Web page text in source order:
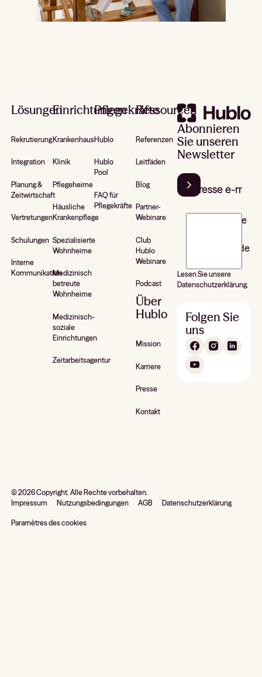
Lösungen
Rekrutierung
Integration
Planung &
Zeitwirtschaft
Vertretungen
Schulungen
Interne
Kommunikation
Einrichtungen
Krankenhaus
Klinik
Pflegeheime
Häusliche
Krankenpflege
Spezialisierte
Wohnheime
Medizinisch
betreute
Wohnheime
Medizinisch-
soziale
Einrichtungen
Zeitarbeitsagentur
Pflegekräfte
Hublo
Hublo
Pool
FAQ für
Pflegekräfte
Ressourcen
Referenzen
Leitfäden
Blog
Partner-
Webinare
Club
Hublo
Webinare
Podcast
Über
Hublo
Mission
Karriere
Presse
Kontakt
Abonnieren
Sie unseren
Newsletter
J’accepte de
newsletter de
Lesen Sie unsere
Datenschutzerklärung.
Folgen Sie
uns
©2026Copyright. Alle Rechte vorbehalten.
Impressum
Nutzungsbedingungen AGB Datenschutzerklärung
Paramètres des cookies